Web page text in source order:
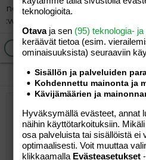
neekkulainen@hotmail.com
:wave:
Ilmoita asiaton viesti
Lihavoitu
Kursivoitu
Laajennettuun
Lista Lisää
Fontin koko
9
10
TekstiväriKirjasintyyli
Arial
Book Antiqua
YliviivaaAlleviivattu
Tasaus Tasaa vasemmalle
Keskitä
Paragraph format
Normal
Heading 1
LainausLisää video/media
Lisää taulukko
Insert horizontal
SpoilerKoodi
Tee uudelleen
BBCode-näkymä
Poista muotoilu
Luonnokset
Tallenna
Poista
Kirjoita vastaus...
teknologioita.
Otavaja sen (95) teknologia-
keräävät tietoa (esim.
ominaisuuk­sista) seuraaviin
Sisällön ja palveluiden
Kohdennettu mainonta ja
Kävijämäärien ja
Hyväksymällä evästeet, annat
näihin käyttötarkoituksiin.
osa palveluista tai sisällöistä ei
optimaalisesti. Voit muuttaa
klikkaamalla Evästeasetukset